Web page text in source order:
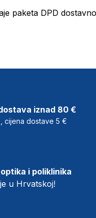
paketa DPD
iznad 80 €
cijena dostave 5 €
i poliklinika
u Hrvatskoj!